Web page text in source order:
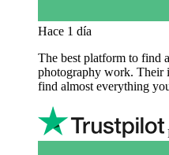
Hace 1 día
The best platform to find
photography work. Their
find almost everything